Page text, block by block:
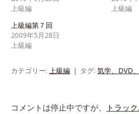
上級編
上級編
上級編第７回
2009年5月28日
上級編
カテゴリー:上級編 タグ:気学、DVD
コメントは停止中ですが、 トラッ